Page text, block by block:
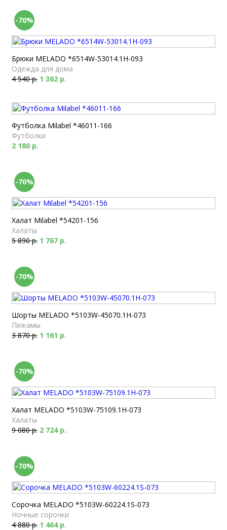
-70%
Брюки MELADO *6514W-53014.1H-093
Одежда для дома
4 540 р. 1 362 р.
Футболка Milabel *46011-166
Футболки
2 180 р.
-70%
Халат Milabel *54201-156
Халаты
5 890 р. 1 767 р.
-70%
Шорты MELADO *5103W-45070.1H-073
Пижамы
3 870 р. 1 161 р.
-70%
Халат MELADO *5103W-75109.1H-073
Халаты
9 080 р. 2 724 р.
-70%
Сорочка MELADO *5103W-60224.1S-073
Ночные сорочки
4 880 р. 1 464 р.